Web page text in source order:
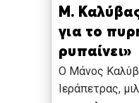
Μ.
για το
ρυπαίνει»
Ο Μάνος
Ιεράπετρας,